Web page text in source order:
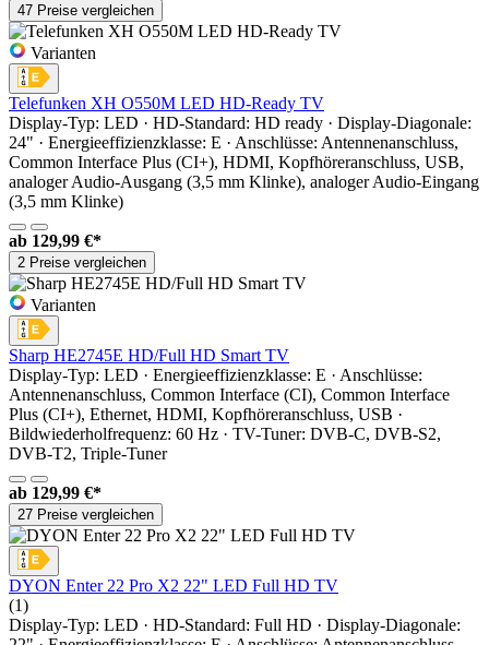
47 Preise vergleichen
Varianten
Telefunken XH O550M LED HD-Ready TV
Display-Typ: LED · HD-Standard: HD ready · Display-Diagonale:
24" · Energieeffizienzklasse: E · Anschlüsse: Antennenanschluss,
Common Interface Plus (CI+), HDMI, Kopfhöreranschluss, USB,
analoger Audio-Ausgang (3,5 mm Klinke), analoger Audio-Eingang
(3,5 mm Klinke)
ab 129,99 €*
2 Preise vergleichen
Varianten
Sharp HE2745E HD/Full HD Smart TV
Display-Typ: LED · Energieeffizienzklasse: E · Anschlüsse:
Antennenanschluss, Common Interface (CI), Common Interface
Plus (CI+), Ethernet, HDMI, Kopfhöreranschluss, USB ·
Bildwiederholfrequenz: 60 Hz · TV-Tuner: DVB-C, DVB-S2,
DVB-T2, Triple-Tuner
ab 129,99 €*
27 Preise vergleichen
DYON Enter 22 Pro X2 22" LED Full HD TV
(1)
Display-Typ: LED · HD-Standard: Full HD · Display-Diagonale: